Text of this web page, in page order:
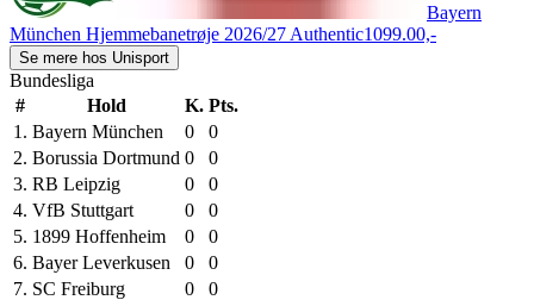
Bayern
München Hjemmebanetrøje 2026/27 Authentic1099.00,-
Se mere hos Unisport
Bundesliga
#
Hold K. Pts.
1. Bayern München 0
0
2. Borussia Dortmund 0
0
3. RB Leipzig 0
0
4. VfB Stuttgart 0
0
5. 1899 Hoffenheim 0
0
6. Bayer Leverkusen 0
0
7. SC Freiburg 0 0